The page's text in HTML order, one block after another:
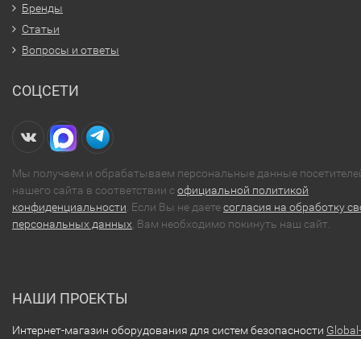
Бренды
Статьи
Вопросы и ответы
СОЦСЕТИ
Мы получаем и обрабатываем персональные данные
нашего сайта в соответствии софициальной политикой
конфиденциальности . Если Вы не даетесогласия на обработку
персональных данных , Вам необходимо покинуть наш сайт.
НАШИ ПРОЕКТЫ
Интернет-магазин оборудования для систем безопасности Global-